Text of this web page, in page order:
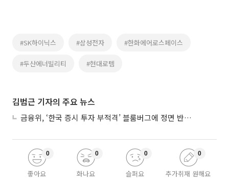
#SK하이닉스 #삼성전자 #한화에어로스페이스
#두산에너빌리티 #현대로템
김범근 기자의 주요 뉴스
금융위, ‘한국 증시 투자 부적격’ 블룸버그에 정면 반박…“근거 불분명”
좋아요
0
화나요
0
슬퍼요
0
추가취재 원해요
0